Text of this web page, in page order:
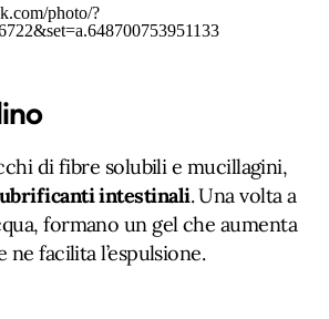
photo/?
di fibre solubili e mucillagini,
intestinali. Una volta a
formano un gel che aumenta
facilita l’espulsione.